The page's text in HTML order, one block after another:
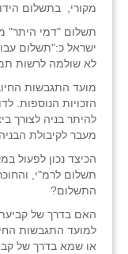
מקורי, בתשלום
תשלום "דמי היתר"
ישראל כ:"תשלום
לא שולמה לרשות
מועד התגבשות
הזכויות הנוספות.
להיתר בניה לצורך
מעבר לקיבולת
הכיצד נכון לפעול
תשלום לרמ"י,
התשלום?
האם בדרך של קביעת
למועד התגבשות
או שמא בדרך של
ורד יריחו
דקל
זוהר
חבצלת השרון
חמרה
חרב לאת